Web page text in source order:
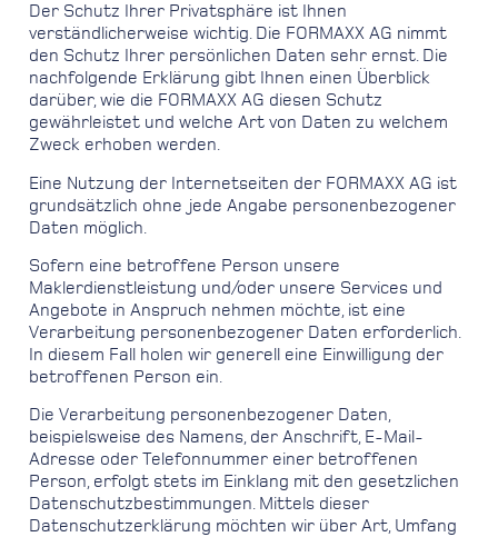
Der Schutz Ihrer Privatsphäre ist Ihnen
verständlicherweise wichtig. Die FORMAXX AG nimmt
den Schutz Ihrer persönlichen Daten sehr ernst. Die
nachfolgende Erklärung gibt Ihnen einen Überblick
darüber, wie die FORMAXX AG diesen Schutz
gewährleistet und welche Art von Daten zu welchem
Zweck erhoben werden.
Eine Nutzung der Internetseiten der FORMAXX AG ist
grundsätzlich ohne jede Angabe personenbezogener
Daten möglich.
Sofern eine betroffene Person unsere
Maklerdienstleistung und/oder unsere Services und
Angebote in Anspruch nehmen möchte, ist eine
Verarbeitung personenbezogener Daten erforderlich.
In diesem Fall holen wir generell eine Einwilligung der
betroffenen Person ein.
Die Verarbeitung personenbezogener Daten,
beispielsweise des Namens, der Anschrift, E-Mail-
Adresse oder Telefonnummer einer betroffenen
Person, erfolgt stets im Einklang mit den gesetzlichen
Datenschutzbestimmungen. Mittels dieser
Datenschutzerklärung möchten wir über Art, Umfang